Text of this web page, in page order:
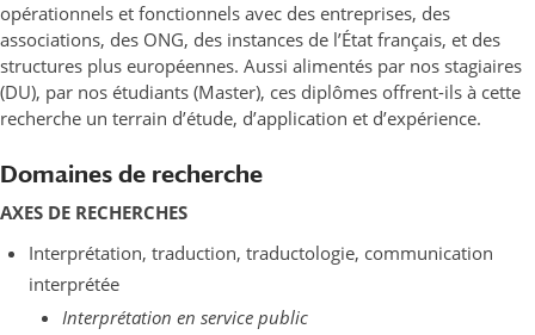
opérationnels et fonctionnels avec des entreprises, des
associations, des ONG, des instances de l’État français, et des
structures plus européennes. Aussi alimentés par nos stagiaires
(DU), par nos étudiants (Master), ces diplômes offrent-ils à cette
recherche un terrain d’étude, d’application et d’expérience.
Domaines de recherche
AXES DE RECHERCHES
Interprétation, traduction, traductologie, communication
interprétée
Interprétation en service public